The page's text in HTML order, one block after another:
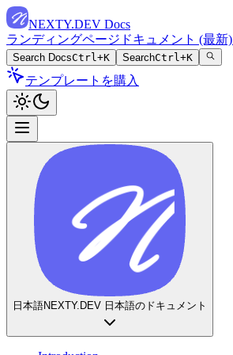
NEXTY.DEV Docs
ランディングページ ドキュメント (最新)
Search DocsCtrl+K SearchCtrl+K
テンプレートを購入
日本語NEXTY.DEV 日本語のドキュメント